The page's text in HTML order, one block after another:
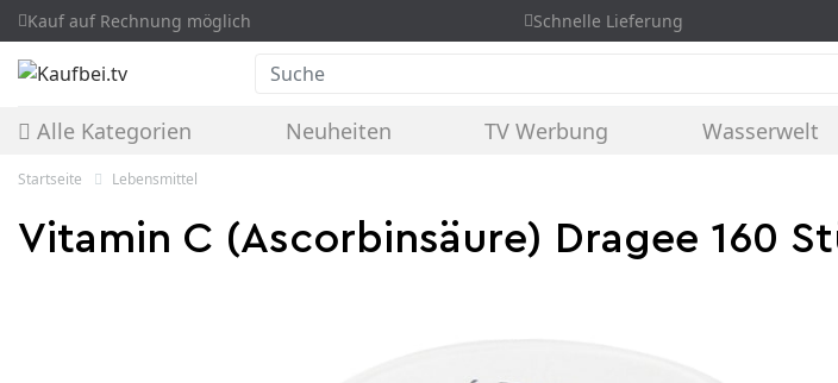
Kauf auf Rechnung möglich Schnelle Lieferung
Suche
Alle Kategorien Neuheiten TV Werbung Wasserwelt
Startseite Lebensmittel
Vitamin C (Ascorbinsäure) Dragee 160